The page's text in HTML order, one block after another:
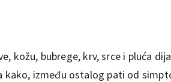
kožu, bubrege, krv, srce i pluća
kako, između ostalog pati od